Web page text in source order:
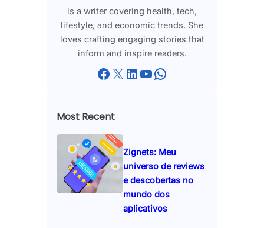
is a writer covering health, tech,
lifestyle, and economic trends. She
loves crafting engaging stories that
inform and inspire readers.
Facebook X LinkedIn YouTube WhatsApp
Most Recent
Zignets: Meu
universo de reviews
e descobertas no
mundo dos
aplicativos